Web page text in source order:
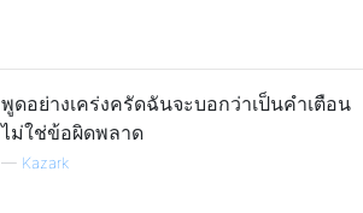
พูดอย่างเคร่งครัดฉันจะบอกว่าเป็นคำเตือน
ไม่ใช่ข้อผิดพลาด
— Kazark